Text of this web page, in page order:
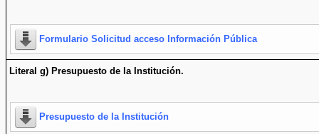
Formulario Solicitud acceso Información Pública
Literal g) Presupuesto de la Institución.
Presupuesto de la Institución